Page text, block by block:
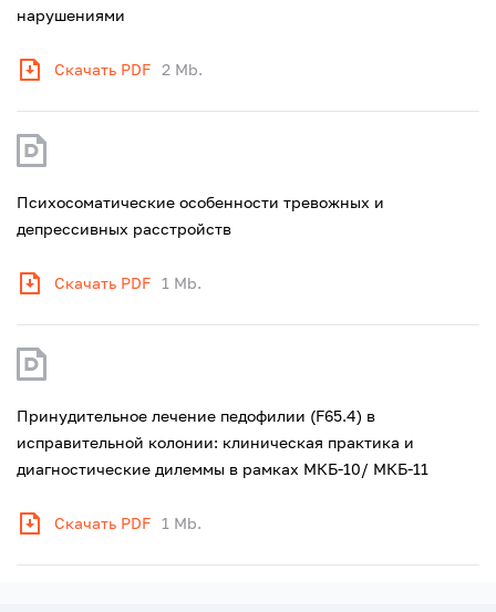
нарушениями
Скачать PDF 2 Mb.
Психосоматические особенности тревожных и
депрессивных расстройств
Скачать PDF 1 Mb.
Принудительное лечение педофилии (F65.4) в
исправительной колонии: клиническая практика и
диагностические дилеммы в рамках МКБ-10/ МКБ-11
Скачать PDF 1 Mb.